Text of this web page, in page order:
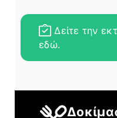
Δείτε την
εδώ.